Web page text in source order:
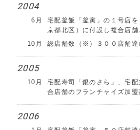
2004
6月
宅配釜飯「釜寅」の１号店
京都北区）に付設し複合店
10月
総店舗数（※）３００店舗達
2005
10月
宅配寿司「銀のさら」、宅
合店舗のフランチャイズ加
2006